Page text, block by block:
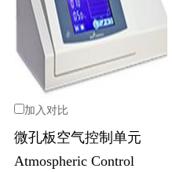
加入对比
微孔板空气控制单元
Atmospheric Control